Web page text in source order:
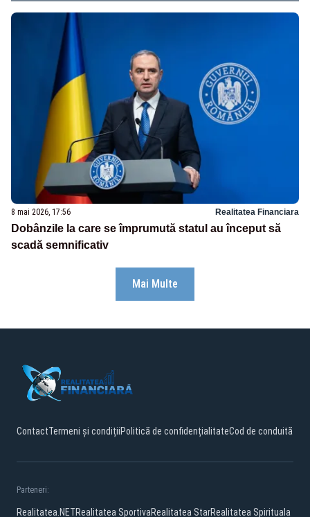
8 mai 2026, 17:56 Realitatea Financiara
Dobânzile la care se împrumută statul au început să
scadă semnificativ
Mai Multe
ContactTermeni și condițiiPolitică de confidențialitateCod de conduită
Parteneri:
Realitatea.NETRealitatea SportivaRealitatea StarRealitatea Spirituala